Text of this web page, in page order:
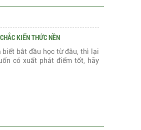
KIẾN THỨC NỀN
bắt đầu học từ đâu, thì lại
có xuất phát điểm tốt, hãy